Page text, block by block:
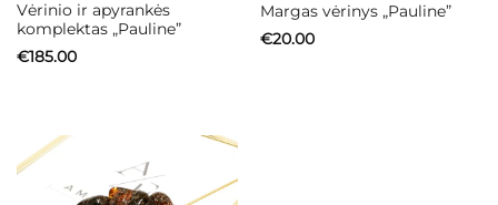
Vėrinio ir apyrankės
komplektas „Pauline”
€185.00
Margas vėrinys „Pauline”
€20.00